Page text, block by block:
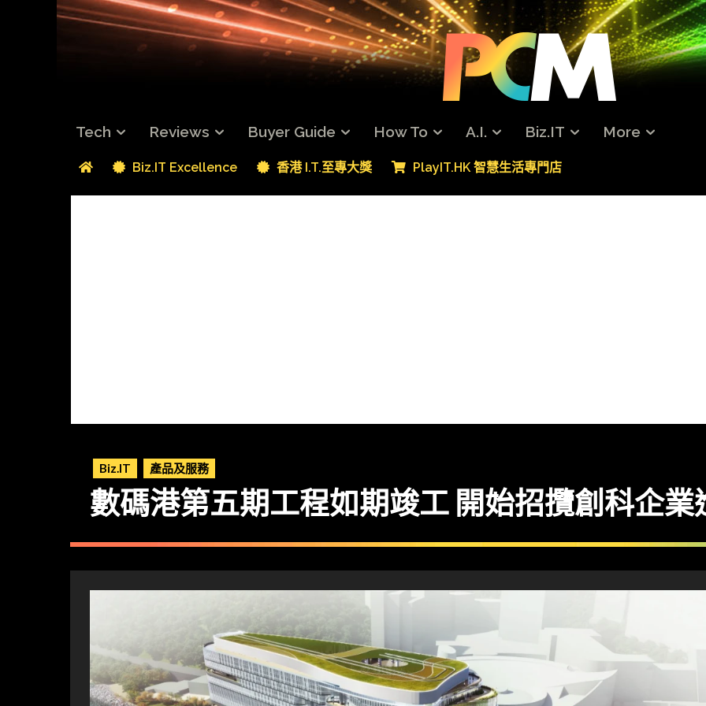
Tech Reviews Buyer Guide How To A.I. Biz.IT More
Biz.IT Excellence 香港 I.T.至專大獎 PlayIT.HK 智慧生活專門店
Biz.IT 產品及服務
數碼港第五期工程如期竣工 開始招攬創科企業